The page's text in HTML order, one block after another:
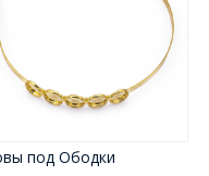
под Ободки